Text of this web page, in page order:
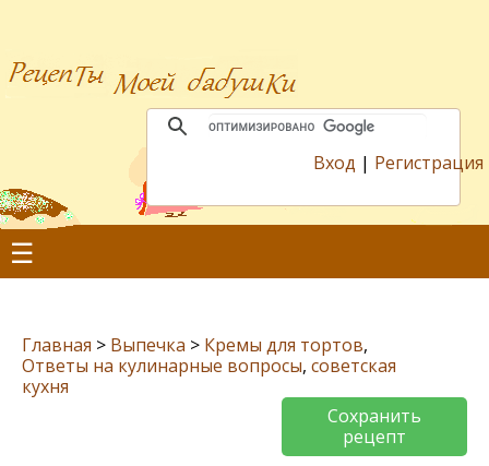
Вход | Регистрация
☰
Главная > Выпечка > Кремы для тортов,
Ответы на кулинарные вопросы, советская
кухня
Сохранить
рецепт